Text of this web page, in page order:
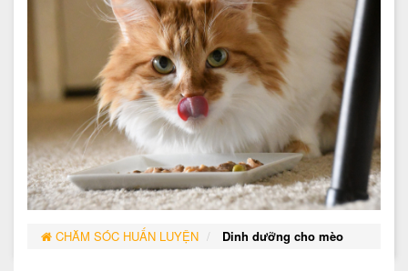
CHĂM SÓC HUẤN LUYỆN Dinh dưỡng cho mèo